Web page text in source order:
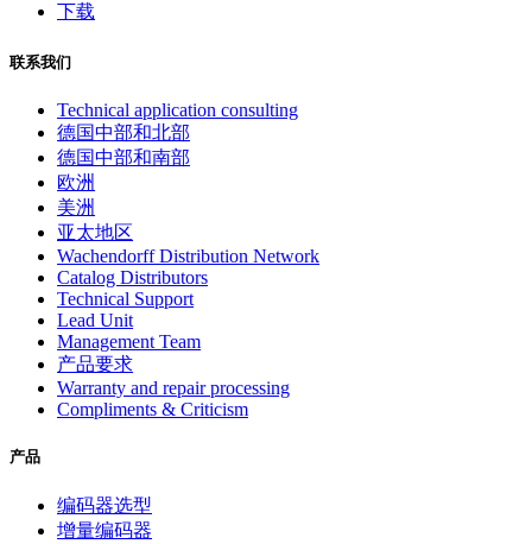
下载
联系我们
Technical application consulting
德国中部和北部
德国中部和南部
欧洲
美洲
亚太地区
Wachendorff Distribution Network
Catalog Distributors
Technical Support
Lead Unit
Management Team
产品要求
Warranty and repair processing
Compliments & Criticism
产品
编码器选型
增量编码器